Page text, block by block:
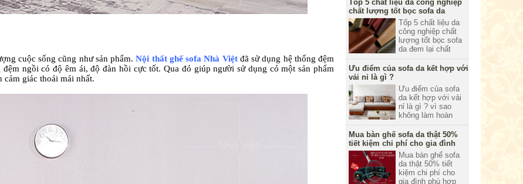
cuộc sống cũng như sản phẩm.Nội thất ghế sofa Nhà Việtđã sử dụng hệ thống đệm
ngồi có độ êm ái, độ đàn hồi cực tốt. Qua đó giúp người sử dụng có một sản phẩm
cảm giác thoải mái nhất.
thước qua bài viết
dưới đây nhé.
bảo quản bộ sofa
da và tăng tuổi thọ
của bộ sofa thì
không phải ai cũng
biết làm điều đó.
Tốp 5 chất liệu da công nghiệp
chất lượng tốt bọc sofa da
Tốp 5 chất liệu da
công nghiệp chất
lượng tốt bọc sofa
da đem lại chất
lượng tốt cho bộ
ghế của mình,
trong bài viết này
Nhà Việt xin chia
sẻ về 5 chất liệu da
được sử dụng phổ
biến trong sản xuất
sofa.
Ưu điểm của sofa da kết hợp với
vải nỉ là gì ?
Ưu điểm của sofa
da kết hợp với vải
nỉ là gì ? vì sao
không làm hoàn
toàn bằng da hoặc
vải nỉ. Hãy cùng
đón xem bài viết
này được biên
soạn bởi thương
hiệu nội thất Nhà
Việt.
Mua bàn ghế sofa da thật 50%
tiết kiệm chi phí cho gia đình
Mua bàn ghế sofa
da thật 50% tiết
kiệm chi phí cho
gia đình phù hợp